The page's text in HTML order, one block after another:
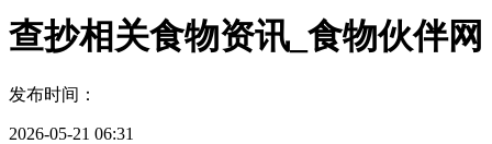
查抄相关食物资讯_食物伙伴网
发布时间：
2026-05-21 06:31